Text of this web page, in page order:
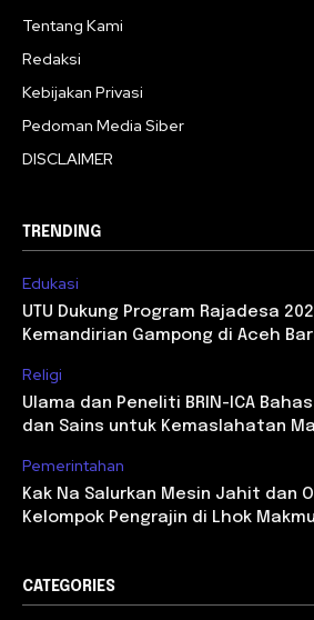
Tentang Kami
Redaksi
Kebijakan Privasi
Pedoman Media Siber
DISCLAIMER
TRENDING
Edukasi
UTU Dukung Program Rajadesa
Kemandirian Gampong di Aceh
Religi
Ulama dan Peneliti BRIN-ICA
dan Sains untuk Kemaslahatan
Pemerintahan
Kak Na Salurkan Mesin Jahit dan
Kelompok Pengrajin di Lhok
CATEGORIES